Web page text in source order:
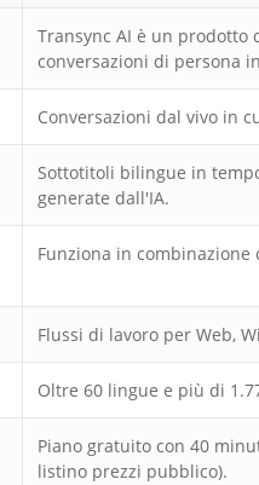
Transync AI è un
conversazioni di persona
Conversazioni dal vivo in
Sottotitoli bilingue in
generate dall'IA.
Funziona in
Flussi di lavoro per Web,
Oltre 60 lingue e più di
Piano gratuito con 40
listino prezzi pubblico).